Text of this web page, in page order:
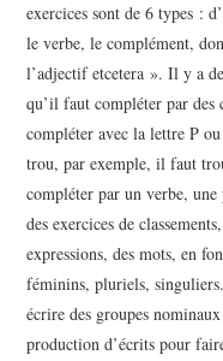
exercices sont de 6 types :
le verbe, le complément,
l’adjectif etcetera ». Il y a
qu’il faut compléter par des
compléter avec la lettre P
trou, par exemple, il faut
compléter par un verbe,
des exercices de
expressions, des mots, en
féminins, pluriels,
écrire des groupes
production d’écrits pour